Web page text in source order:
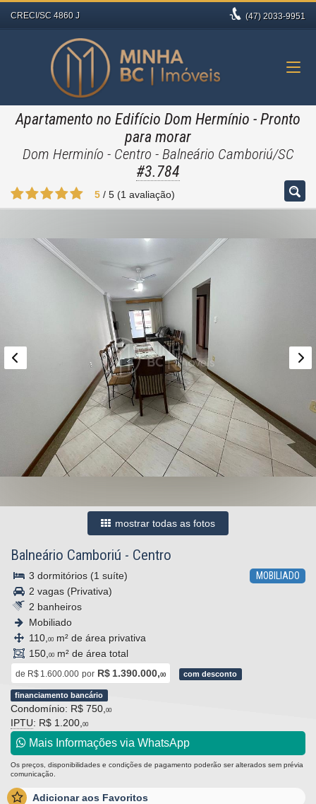
CRECI/SC 4860 J (47) 2033-9951
Apartamento no Edifício Dom Hermínio - Pronto
para morar
Dom Herminío - Centro - Balneário Camboriú/SC
#3.784
5 / 5 (1 avaliação)
mostrar todas as fotos
Balneário Camboriú - Centro
MOBILIADO
3 dormitórios (1 suíte)
2 vagas (Privativa)
2 banheiros
Mobiliado
110, 00 m² de área privativa
150, 00 m² de área total
de R$ 1.600.000 por R$ 1.390.000,00 com desconto
financiamento bancário
Condomínio: R$ 750, 00
IPTU: R$ 1.200, 00
Mais Informações via WhatsApp
Os preços, disponibilidades e condições de pagamento poderão ser alterados sem prévia
comunicação.
Adicionar aos Favoritos